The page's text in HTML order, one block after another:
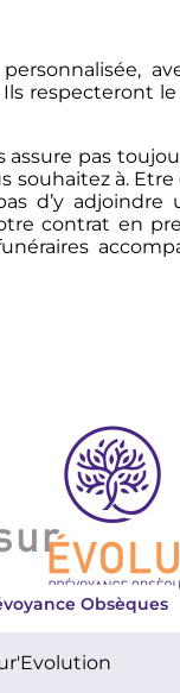
respecteront le
assure pas
souhaitez à.
d’y adjoindre
contrat en
Obsèques